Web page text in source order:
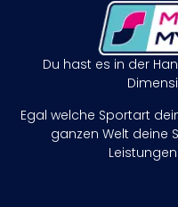
Du hast es in der
Egal welche Sportart
ganzen Welt deine